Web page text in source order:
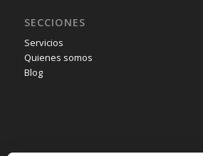
SECCIONES
Servicios
Quienes somos
Blog